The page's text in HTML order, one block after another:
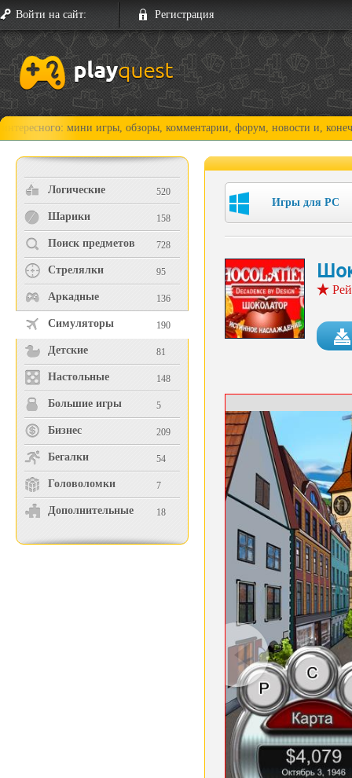
Войти на сайт: Регистрация
мини игры, обзоры, комментарии, форум, новости и, конечно,
Логические 520
Шарики 158
Поиск предметов 728
Стрелялки 95
Аркадные 136
Симуляторы 190
Детские 81
Настольные 148
Большие игры 5
Бизнес 209
Бегалки 54
Головоломки 7
Дополнительные 18
Игры для PC